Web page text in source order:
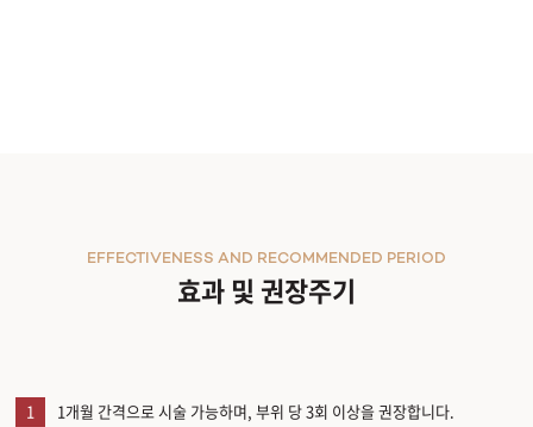
효과 및 권장주기
EFFECTIVENESS AND RECOMMENDED PERIOD
1 1개월 간격으로 시술 가능하며, 부위 당 3회 이상을 권장합니다.